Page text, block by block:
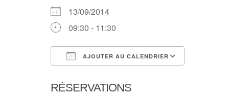
13/09/2014
09:30 - 11:30
AJOUTER AU CALENDRIER
RÉSERVATIONS